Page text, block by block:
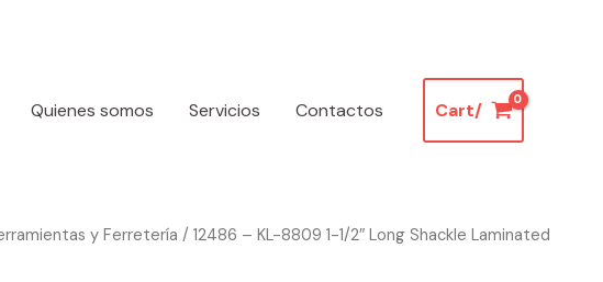
Quienes somos Servicios Contactos Cart/
y Ferretería / 12486 – KL-8809 1-1/2″ Long Shackle Laminated